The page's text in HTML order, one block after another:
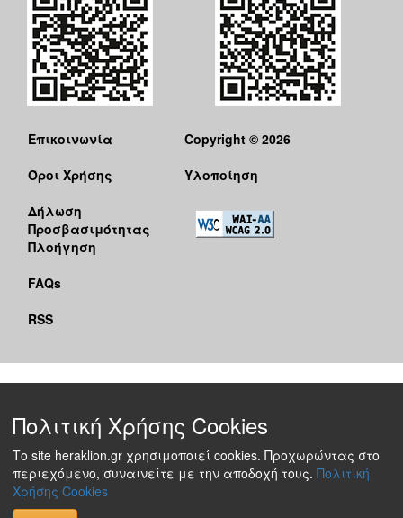
Υγεία
Αυτόματοι
Απινιδωτές
ΔΗΜΟΣ
Επικοινωνία
Όροι Χρήσης
Δήλωση
Προσβασιμότητας
Πλοήγηση
FAQs
RSS
Copyright © 2026
Υλοποίηση
Πολιτική Χρήσης Cookies
Το site heraklion.gr χρησιμοποιεί cookies. Προχωρώντας στο
περιεχόμενο, συναινείτε με την αποδοχή τους. Πολιτική
Χρήσης Cookies